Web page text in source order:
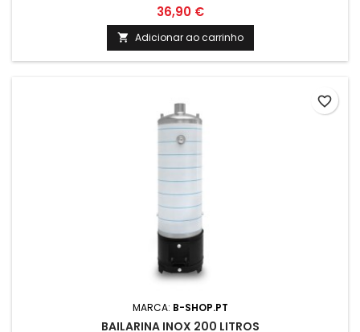
36,90 €
 Adicionar ao carrinho
MARCA: B-SHOP.PT
BAILARINA INOX 200 LITROS
favorite_border